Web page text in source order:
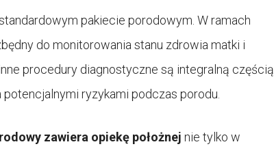
pakiecie porodowym. W ramach
do monitorowania stanu zdrowia matki i
procedury diagnostyczne są integralną częścią
ryzykami podczas porodu.
zawiera opiekę położnej nie tylko w